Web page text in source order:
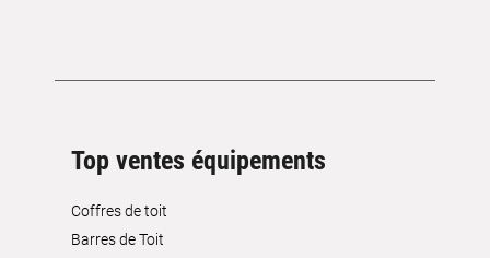
Top ventes équipements
Coffres de toit
Barres de Toit